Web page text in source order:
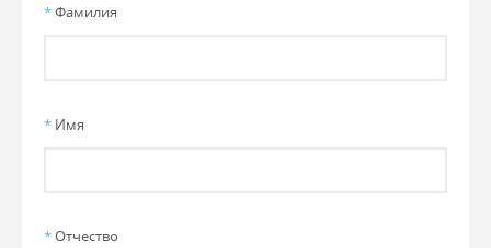
*Фамилия
* Имя
*Отчество